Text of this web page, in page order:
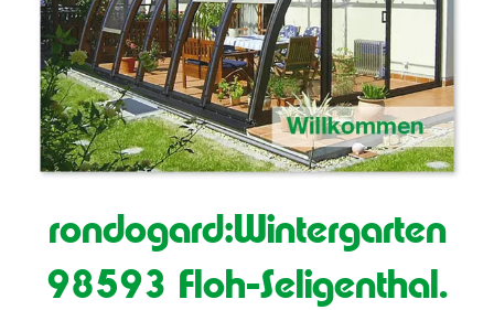
rondogard:Wintergarten
98593 Floh-Seligenthal.